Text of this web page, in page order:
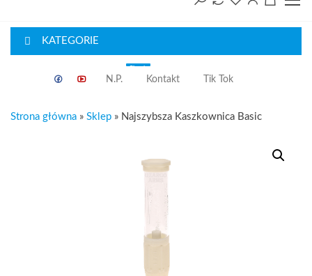
KATEGORIE
N.P.
Classic
Kontakt Tik Tok
Strona główna » Sklep » Najszybsza Kaszkownica Basic